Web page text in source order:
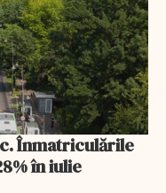
Înmatriculările
în iulie